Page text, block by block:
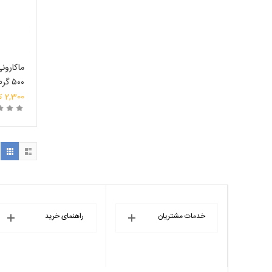
۵۰۰ گرم
2,300
خدمات مشتریان راهنمای خرید